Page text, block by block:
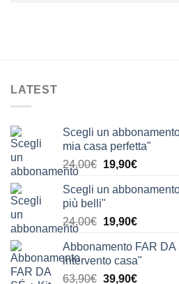
LATEST
Scegli un
mia casa perfetta"
24,00€ Il
originale
24,00€.
19,90€Il
attuale
19,90€.
Scegli un
più belli"
24,00€ Il
originale
era:
24,00€.
19,90€Il
attuale
è:
19,90€.
Abbonamento FAR
intervento casa"
63,90€ Il
39,90€Il